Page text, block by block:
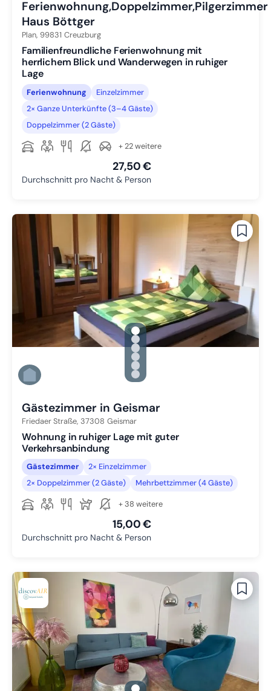
Ferienwohnung,Doppelzimmer,Pilgerzimmer
Haus Böttger
Plan, 99831 Creuzburg
Familienfreundliche Ferienwohnung mit
herrlichem Blick und Wanderwegen in ruhiger
Lage
Ferienwohnung
Einzelzimmer
2× Ganze Unterkünfte (3–4 Gäste)
Doppelzimmer (2 Gäste)
+ 22 weitere
27,50 €
Durchschnitt pro Nacht & Person
gallery.slide_selector
Zu Slide 1 wechseln
Zu Slide 2 wechseln
Zu Slide 3 wechseln
Zu Slide 4 wechseln
Zu Slide 5 wechseln
Zu Slide 6 wechseln
Gästezimmer in Geismar
Friedaer Straße, 37308 Geismar
Wohnung in ruhiger Lage mit guter
Verkehrsanbindung
Gästezimmer
2× Einzelzimmer
2× Doppelzimmer (2 Gäste)
Mehrbettzimmer (4 Gäste)
+ 38 weitere
15,00 €
Durchschnitt pro Nacht & Person